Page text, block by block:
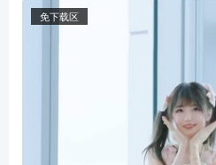
免下载区